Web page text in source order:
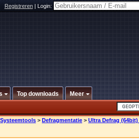
Registreren|Login:
Top downloads Meer
Systeemtools > Defragmentatie > Ultra Defrag (64bit)